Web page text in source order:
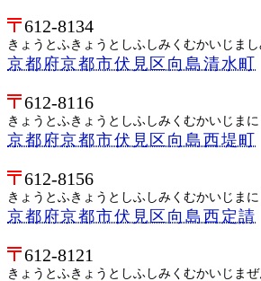
612-8134
きょうとふきょうとしふしみくむかいじまし
京都府京都市伏見区向島清水町
612-8116
きょうとふきょうとしふしみくむかいじま
京都府京都市伏見区向島西堤町
612-8156
きょうとふきょうとしふしみくむかいじま
京都府京都市伏見区向島西定請
612-8121
きょうとふきょうとしふしみくむかいじま